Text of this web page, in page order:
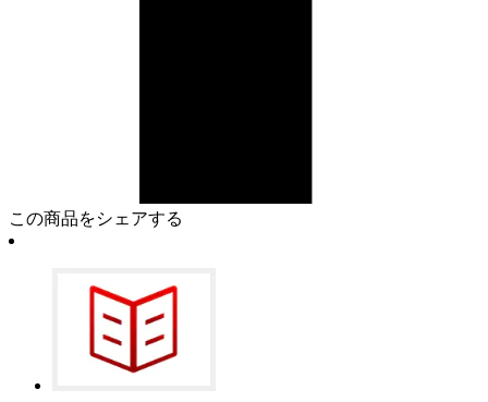
この商品をシェアする